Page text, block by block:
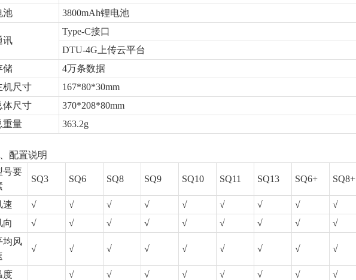
池
3800mAh锂电池
讯
Type-C接口
DTU-4G上传云平台
储
4万条数据
机尺寸
167*80*30mm
体尺寸
370*208*80mm
重量
363.2g
配置说明
号要
SQ3 SQ6 SQ8 SQ9 SQ10 SQ11 SQ13 SQ6+ SQ8+
速 √ √ √ √ √ √ √ √ √
向
√ √ √ √ √ √ √ √ √
均风
√ √ √ √ √ √ √ √ √
度 √ √ √ √ √ √ √ √